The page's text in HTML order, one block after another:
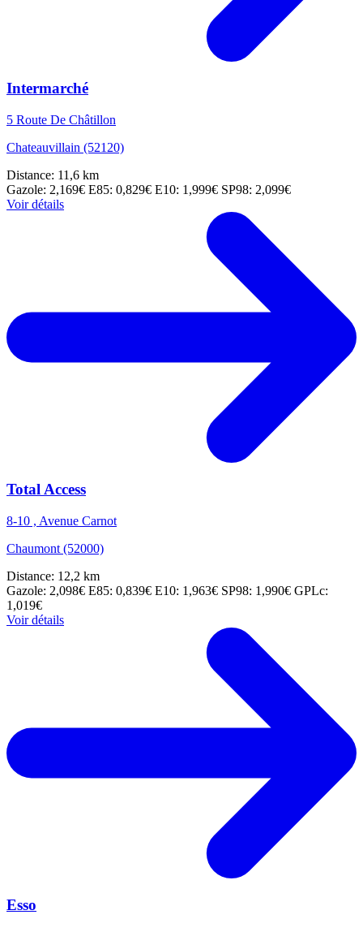
Intermarché
5 Route De Châtillon
Chateauvillain (52120)
Distance: 11,6 km
Gazole: 2,169€ E85: 0,829€ E10: 1,999€ SP98: 2,099€
Voir détails
Total Access
8-10 , Avenue Carnot
Chaumont (52000)
Distance: 12,2 km
Gazole: 2,098€ E85: 0,839€ E10: 1,963€ SP98: 1,990€ GPLc:
1,019€
Voir détails
Esso